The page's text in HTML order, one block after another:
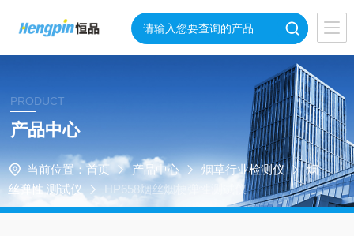
PRODUCT
产品中心
当前位置： 首页 产品中心 烟草行业检测仪
烟
丝弹性 测试仪
HP658烟丝烟梗弹性测试仪